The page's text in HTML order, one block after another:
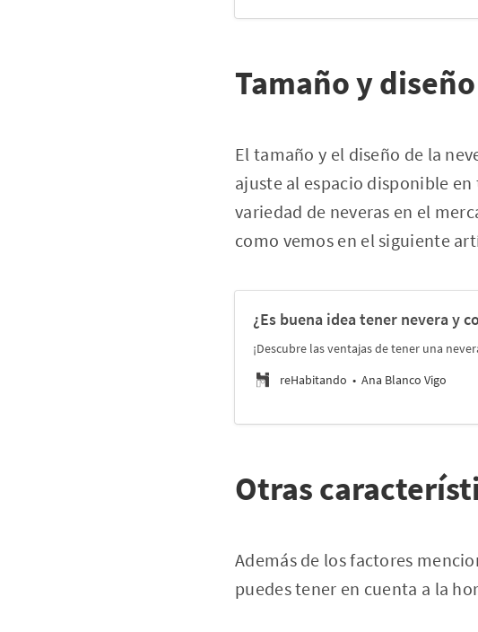
Tamaño y diseño
El tamaño y el diseño de la
ajuste al espacio disponible
variedad de neveras en el
como vemos en el siguiente
¿Es buena idea tener nevera y
¡Descubre las ventajas de tener una
reHabitando
Ana Blanco Vigo
Otras
Además de los factores
puedes tener en cuenta a la